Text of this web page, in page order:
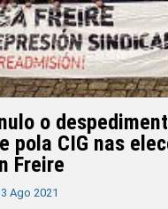
o
pola CIG nas
Freire
Ago 2021